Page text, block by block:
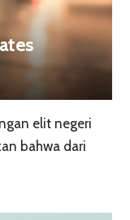
elit negeri
bahwa dari